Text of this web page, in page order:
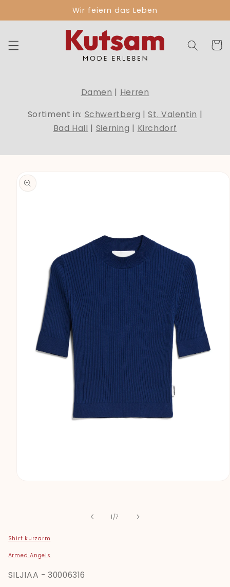
Inhalt
Wir feiern das Leben
Damen | Herren
Sortiment in: Schwertberg |St. Valentin |
Bad Hall | Sierning | Kirchdorf
1 /von
7
Shirt kurzarm
Armed Angels
SILJIAA - 30006316